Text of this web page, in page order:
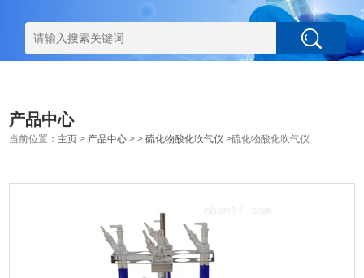
产品中心
当前位置： 主页 > 产品中心 > >硫化物酸化吹气仪 >硫化物酸化吹气仪